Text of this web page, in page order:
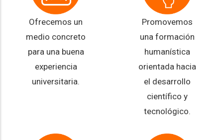
Ofrecemos un
medio concreto
para una buena
experiencia
universitaria.
Promovemos
una formación
humanística
orientada hacia
el desarrollo
científico y
tecnológico.